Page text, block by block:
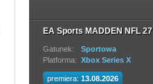
EA Sports MADDEN NFL 27
Gatunek:
Sportowa
Platforma: Xbox Series X
premiera: 13.08.2026